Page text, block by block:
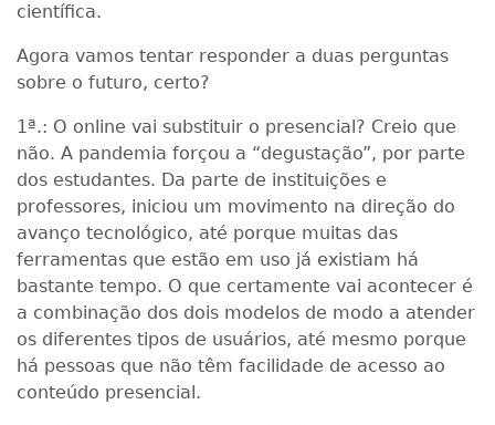
científica.
Agora vamos tentar responder a duas perguntas
sobre o futuro, certo?
1ª.: O online vai substituir o presencial? Creio que
não. A pandemia forçou a “degustação”, por parte
dos estudantes. Da parte de instituições e
professores, iniciou um movimento na direção do
avanço tecnológico, até porque muitas das
ferramentas que estão em uso já existiam há
bastante tempo. O que certamente vai acontecer é
a combinação dos dois modelos de modo a atender
os diferentes tipos de usuários, até mesmo porque
há pessoas que não têm facilidade de acesso ao
conteúdo presencial.